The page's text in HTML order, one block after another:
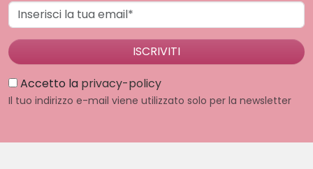
Indirizzo email
Accetto la privacy-policy
Il tuo indirizzo e-mail viene utilizzato solo per la newsletter